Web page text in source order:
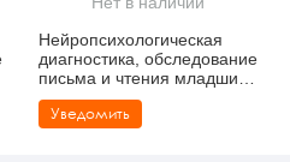
психоанализ
Нейропсихологическая
диагностика, обследование
письма и чтения младших
школьников. Приложения:
протоколы и обследования
Уведомить